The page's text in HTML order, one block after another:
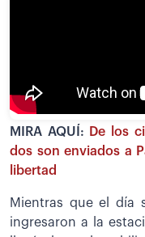
MIRA AQUÍ:
De los
dos son enviados a
libertad
Mientras que el día
ingresaron a la